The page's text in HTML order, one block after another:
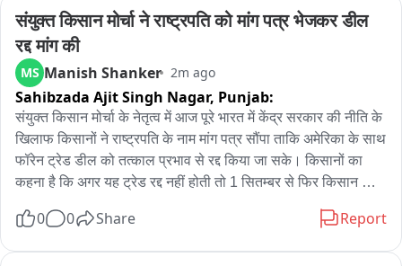
कॉलेज में एम ए, एम कॉम सहित अन्य सब्जेक्ट की मांग को लेकर प्रदर्शन
संयुक्त किसान मोर्चा ने राष्ट्रपति को मांग पत्र भेजकर डील
रद्द मांग की
MS Manish Shanker 2m ago
Sahibzada Ajit Singh Nagar, Punjab:
संयुक्त किसान मोर्चा के नेतृत्व में आज पूरे भारत में केंद्र सरकार की नीति के
खिलाफ किसानों ने राष्ट्रपति के नाम मांग पत्र सौंपा ताकि अमेरिका के साथ
फॉरेन ट्रेड डील को तत्काल प्रभाव से रद्द किया जा सके। किसानों का
कहना है कि अगर यह ट्रेड रद्द नहीं होती तो 1 सितम्बर से फिर किसान
जाएगा।
0 0 Share Report